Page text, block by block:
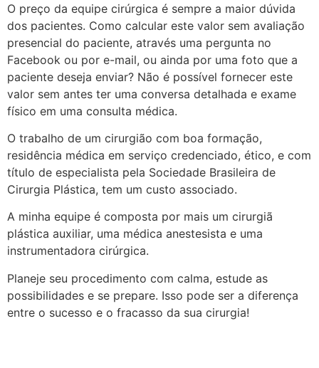
O preço da equipe cirúrgica é sempre a maior dúvida
dos pacientes. Como calcular este valor sem avaliação
presencial do paciente, através uma pergunta no
Facebook ou por e-mail, ou ainda por uma foto que a
paciente deseja enviar? Não é possível fornecer este
valor sem antes ter uma conversa detalhada e exame
físico em uma consulta médica.
O trabalho de um cirurgião com boa formação,
residência médica em serviço credenciado, ético, e com
título de especialista pela Sociedade Brasileira de
Cirurgia Plástica, tem um custo associado.
A minha equipe é composta por mais um cirurgiã
plástica auxiliar, uma médica anestesista e uma
instrumentadora cirúrgica.
Planeje seu procedimento com calma, estude as
possibilidades e se prepare. Isso pode ser a diferença
entre o sucesso e o fracasso da sua cirurgia!